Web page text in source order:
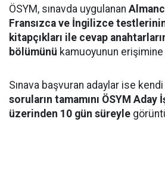
ÖSYM, sınavda uygulanan
Fransızca ve İngilizce
kitapçıkları ile cevap
bölümünü kamuoyunun erişimine
Sınava başvuran adaylar ise kendi
soruların tamamını ÖSYM
üzerinden 10 gün süreyle